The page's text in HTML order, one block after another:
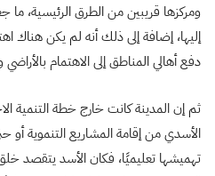
ومركزها قريبين من الطرق الرئيسية،
إليها، إضافة إلى ذلك أنه لم يكن هناك
دفع أهالي المناطق إلى الاهتمام
ثم إن المدينة كانت خارج خطة التنمية
الأسدي من إقامة المشاريع التنموية أو
تهميشها تعليميًا، فكان الأسد يتقصد